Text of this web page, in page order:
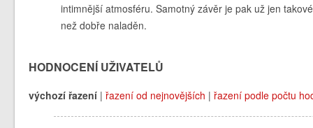
intimnější atmosféru. Samotný závěr je pak už jen
než dobře naladěn.
HODNOCENÍ UŽIVATELŮ
výchozí řazení |řazení od nejnovějších |řazení podle počtu